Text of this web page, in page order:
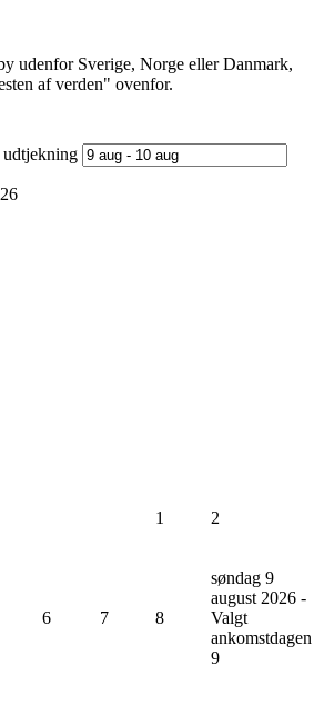
udenfor Sverige, Norge eller Danmark,
af verden" ovenfor.
1 2
6 7 8
søndag 9
august 2026 -
Valgt
ankomstdagen
9